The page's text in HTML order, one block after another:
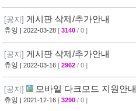
[공지] 게시판 삭제/추가안내
츄잉 | 2022-03-28 [ 3140 / 0 ]
[공지] 게시판 삭제/추가안내
츄잉 | 2022-03-16 [ 2962 / 0 ]
[공지] 모바일 다크모드 지원안내
츄잉 | 2021-12-16 [ 3290 / 0 ]